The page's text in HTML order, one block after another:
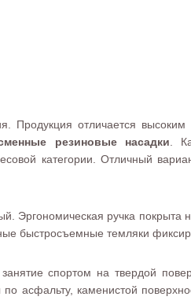
Продукция отличается
резиновые насадки .
категории. Отличный
Эргономическая ручка
быстросъемные темляки
спортом на твердой
асфальту, каменистой